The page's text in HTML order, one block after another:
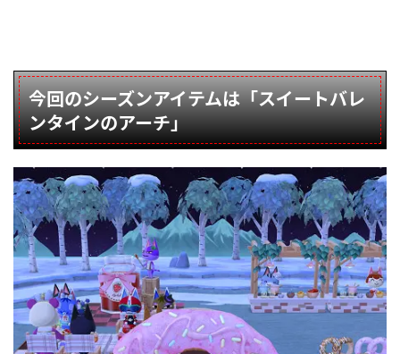
今回のシーズンアイテムは「スイートバレ
ンタインのアーチ」